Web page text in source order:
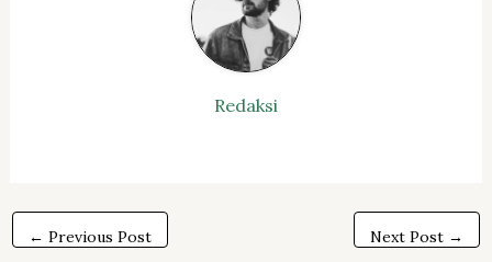
Redaksi
← Previous Post Next Post →